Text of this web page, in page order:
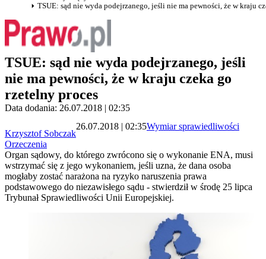
TSUE: sąd nie wyda podejrzanego, jeśli nie ma pewności, że w kraju
TSUE: sąd nie wyda podejrzanego, jeśli
nie ma pewności, że w kraju czeka go
rzetelny proces
Data dodania: 26.07.2018 | 02:35
Krzysztof Sobczak
26.07.2018 | 02:35Wymiar sprawiedliwości
Orzeczenia
Organ sądowy, do którego zwrócono się o wykonanie ENA, musi
wstrzymać się z jego wykonaniem, jeśli uzna, że dana osoba
mogłaby zostać narażona na ryzyko naruszenia prawa
podstawowego do niezawisłego sądu - stwierdził w środę 25 lipca
Trybunał Sprawiedliwości Unii Europejskiej.